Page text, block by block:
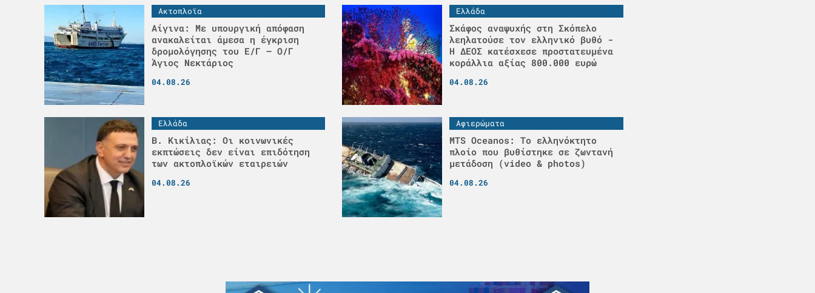
Ακτοπλοϊα
Αίγινα: Με υπουργική απόφαση
ανακαλείται άμεσα η έγκριση
δρομολόγησης του Ε/Γ – Ο/Γ
Άγιος Νεκτάριος
04.08.26
Ελλάδα
Σκάφος αναψυχής στη Σκόπελο
λεηλατούσε τον ελληνικό βυθό -
H ΔΕΟΣ κατέσχεσε προστατευμένα
κοράλλια αξίας 800.000 ευρώ
04.08.26
Ελλάδα
Β. Κικίλιας: Οι κοινωνικές
εκπτώσεις δεν είναι επιδότηση
των ακτοπλοϊκών εταιρειών
04.08.26
Αφιερώματα
MTS Oceanos: Το ελληνόκτητο
πλοίο που βυθίστηκε σε ζωντανή
μετάδοση (video & photos)
04.08.26